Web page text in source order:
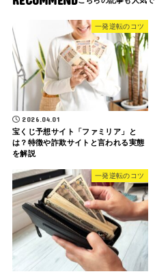
一発逆転のコツ
2026.04.01
宝くじ予想サイト「ファミリア」と
は？特徴や詐欺サイトと言われる実態
を解説
一発逆転のコツ